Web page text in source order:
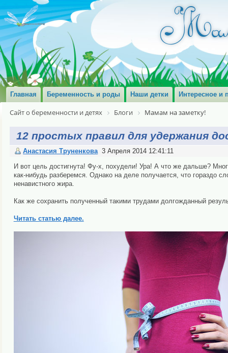
Главная Беременность и роды Наши детки Интересное и
Сайт о беременности и детях Блоги Мамам на заметку!
12 простых правил для удержания
Анастасия Труненкова 3 Апреля 2014 12:41:11
И вот цель достигнута! Фу-х, похудели! Ура! А что же дальше?
как-нибудь разберемся. Однако на деле получается, что гораздо
ненавистного жира.
Как же сохранить полученный такими трудами долгожданный
Читать статью далее.